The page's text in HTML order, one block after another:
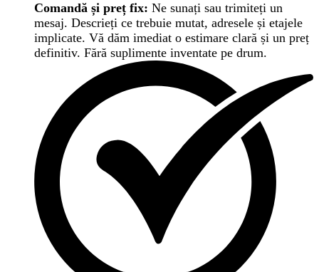
Comandă și preț fix: Ne sunați sau trimiteți un
mesaj. Descrieți ce trebuie mutat, adresele și etajele
implicate. Vă dăm imediat o estimare clară și un preț
definitiv. Fără suplimente inventate pe drum.